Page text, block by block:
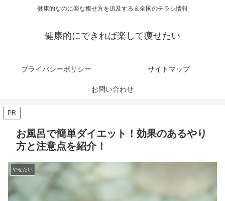
健康的なのに楽な痩せ方を追及する＆全国のチラシ情報
健康的にできれば楽して痩せたい
プライバシーポリシー サイトマップ
お問い合わせ
PR
お風呂で簡単ダイエット！効果のあるやり
方と注意点を紹介！
やせたい